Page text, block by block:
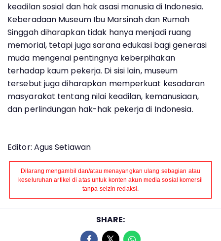
keadilan sosial dan hak asasi manusia di Indonesia.
Keberadaan Museum Ibu Marsinah dan Rumah
Singgah diharapkan tidak hanya menjadi ruang
memorial, tetapi juga sarana edukasi bagi generasi
muda mengenai pentingnya keberpihakan
terhadap kaum pekerja. Di sisi lain, museum
tersebut juga diharapkan memperkuat kesadaran
masyarakat tentang nilai keadilan, kemanusiaan,
dan perlindungan hak-hak pekerja di Indonesia.
Editor: Agus Setiawan
Dilarang mengambil dan/atau menayangkan ulang sebagian atau
keseluruhan artikel di atas untuk konten akun media sosial komersil
tanpa seizin redaksi.
SHARE: